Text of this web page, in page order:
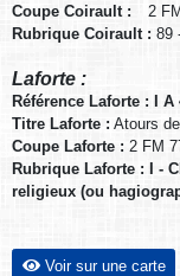
Coupe Coirault :
2
Rubrique Coirault : 89
Laforte :
Référence Laforte : I A
Titre Laforte : Atours
Coupe Laforte : 2 FM
Rubrique Laforte : I -
religieux (ou
Voir sur une carte